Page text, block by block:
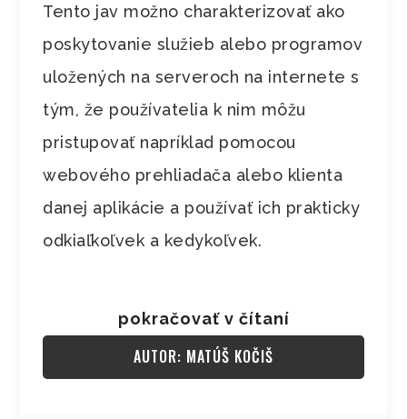
Tento jav možno charakterizovať ako
poskytovanie služieb alebo programov
uložených na serveroch na internete s
tým, že používatelia k nim môžu
pristupovať napríklad pomocou
webového prehliadača alebo klienta
danej aplikácie a používať ich prakticky
odkiaľkoľvek a kedykoľvek.
pokračovať v čítaní
AUTOR: MATÚŠ KOČIŠ